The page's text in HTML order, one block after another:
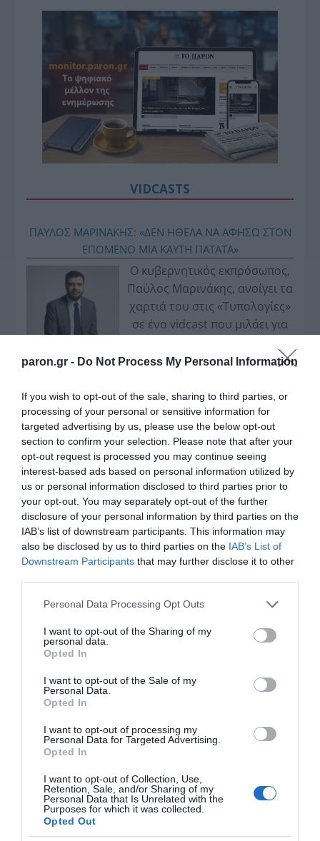
paron.gr - Do Not Process My Personal Information
If you wish to opt-out of the sale, sharing to third parties, or
processing of your personal or sensitive information for
targeted advertising by us, please use the below opt-out
section to confirm your selection. Please note that after your
opt-out request is processed you may continue seeing
interest-based ads based on personal information utilized by
us or personal information disclosed to third parties prior to
your opt-out. You may separately opt-out of the further
disclosure of your personal information by third parties on the
IAB’s list of downstream participants. This information may
also be disclosed by us to third parties on the IAB’s List of
Downstream Participants that may further disclose it to other
Please note that this website/app uses one or more Google
not limited to your visit or usage behaviour. You may click to
grant or deny consent to Google and its third-party tags to
use your data for below specified purposes in below Google
consent section.
Personal Data Processing Opt Outs
I want to opt-out of the Sharing of my
personal data.
Opted In
I want to opt-out of the Sale of my
Personal Data.
Opted In
I want to opt-out of processing my
Personal Data for Targeted Advertising.
Opted In
I want to opt-out of Collection, Use,
Retention, Sale, and/or Sharing of my
Personal Data that Is Unrelated with the
Purposes for which it was collected.
Opted Out
VIDCASTS
ΠΑΥΛΟΣ ΜΑΡΙΝΑΚΗΣ: «ΔΕΝ ΗΘΕΛΑ ΝΑ ΑΦΗΣΩ ΣΤΟΝ
ΕΠΟΜΕΝΟ ΜΙΑ ΚΑΥΤΗ ΠΑΤΑΤΑ»
Ο κυβερνητικός εκπρόσωπος,
Παύλος Μαρινάκης, ανοίγει τα
χαρτιά του στις «Τυπολογίες»
σε ένα vidcast που μιλάει για
των Μέσων Μαζικής
συνέντευξη στον Βασίλη Κουφόπουλο, αναλύει
το χρονοδιάγραμμα για τις περιφερειακές και
ραδιοφωνικές άδειες, το πακέτο στήριξης των 80
εκατομμυρίων ευρώ για τον Τύπο, αλλά και την
πρωτοβουλία για την άρση της ανωνυμίας στο
διαδίκτυο.
Η ΣΤΗΛΗ ΜΑΣ